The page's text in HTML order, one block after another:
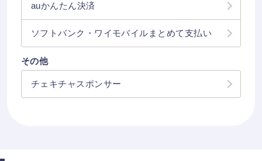
auかんたん決済
ソフトバンク・ワイモバイルまとめて支払い
その他
チェキチャスポンサー